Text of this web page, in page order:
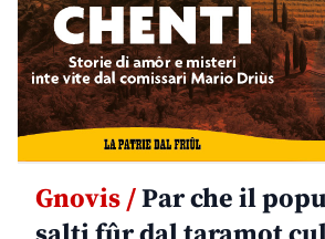
Gnovis /Par che il